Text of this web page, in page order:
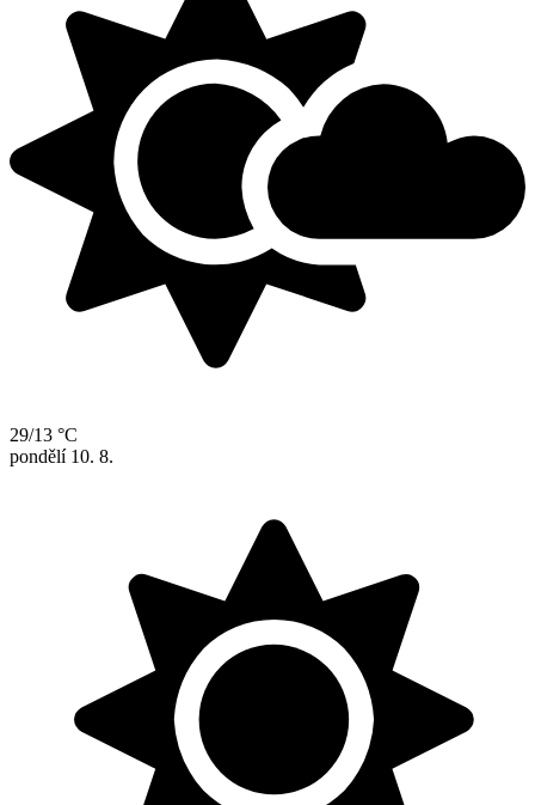
29/13 °C
pondělí 10. 8.